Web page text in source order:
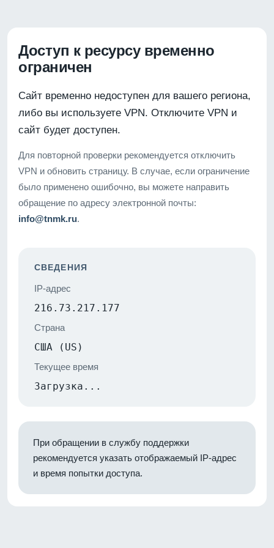
Доступ к ресурсу временно
ограничен
Сайт временно недоступен для вашего региона,
либо вы используете VPN. Отключите VPN и
сайт будет доступен.
Для повторной проверки рекомендуется отключить
VPN и обновить страницу. В случае, если ограничение
было применено ошибочно, вы можете направить
обращение по адресу электронной почты:
info@tnmk.ru.
СВЕДЕНИЯ
IP-адрес
216.73.217.177
Страна
США (US)
Текущее время
Загрузка...
При обращении в службу поддержки
рекомендуется указать отображаемый IP-адрес
и время попытки доступа.